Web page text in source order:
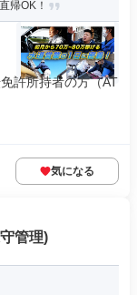
帰OK！
許所持者の方（AT
気になる
管理)